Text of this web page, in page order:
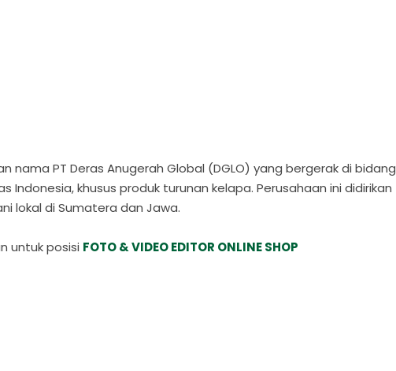
nama PT Deras Anugerah Global (DGLO) yang bergerak di bidang
Indonesia, khusus produk turunan kelapa. Perusahaan ini didirikan
lokal di Sumatera dan Jawa.
untuk posisi FOTO & VIDEO EDITOR ONLINE SHOP